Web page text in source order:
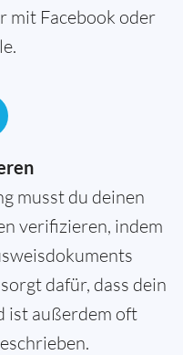
mit Facebook oder
musst du deinen
verifizieren, indem
dafür, dass dein
ist außerdem oft